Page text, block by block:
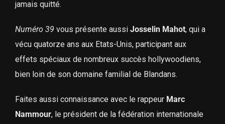
jamais quitté.
Numéro 39 vous présente aussi Josselin Mahot, qui a
vécu quatorze ans aux Etats-Unis, participant aux
effets spéciaux de nombreux succès hollywoodiens,
bien loin de son domaine familial de Blandans.
Faites aussi connaissance avec le rappeur Marc
Nammour, le président de la fédération internationale